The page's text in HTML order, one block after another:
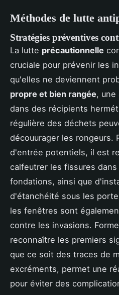
Méthodes de lutte
Stratégies préventives
La lutte précautionnelle
cruciale pour prévenir les
qu'elles ne deviennent
propre et bien rangée, une
dans des récipients
régulière des déchets
découurager les rongeurs.
d'entrée potentiels, il est
calfeutrer les fissures
fondations, ainsi que
d'étanchéité sous les
les fenêtres sont
contre les invasions.
reconnaître les premiers
que ce soit des traces de
excréments, permet une
pour éviter des